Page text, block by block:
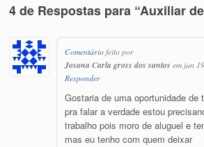
4 de Respostas para “Auxiliar
Comentáriofeito por
Josana Carla gross dos santos em jan
Responder
Gostaria de uma oportunidade de
pra falar a verdade estou
trabalho pois moro de aluguel e
mas eu tenho com quem deixar